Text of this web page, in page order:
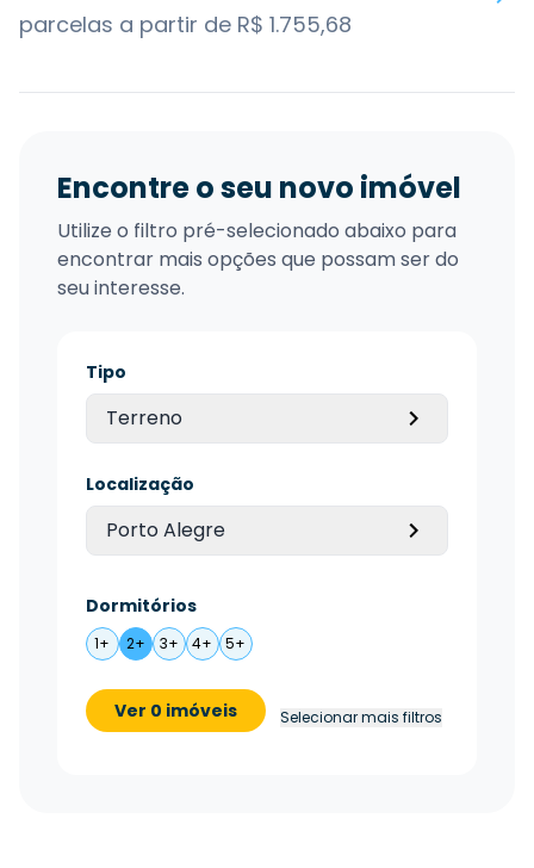
parcelas a partir de R$ 1.755,68
Encontre o seu novo imóvel
Utilize o filtro pré-selecionado abaixo para
encontrar mais opções que possam ser do
seu interesse.
Tipo
Terreno
Localização
Porto Alegre
Dormitórios
1+ 2+ 3+ 4+ 5+
Ver 0 imóveis Selecionar mais filtros